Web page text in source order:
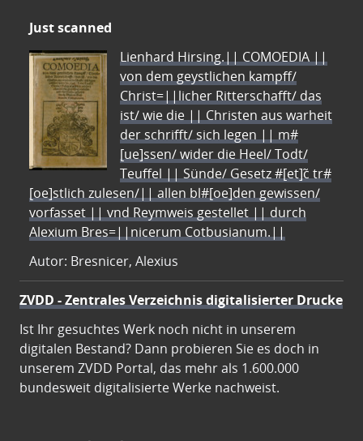
Just scanned
Lienhard Hirsing.|| COMOEDIA ||
von dem geystlichen kampff/
Christ=||licher Ritterschafft/ das
ist/ wie die || Christen aus warheit
der schrifft/ sich legen || m#
[ue]ssen/ wider die Heel/ Todt/
Teuffel || Sünde/ Gesetz #[et]c̃ tr#
[oe]stlich zulesen/|| allen bl#[oe]den gewissen/
vorfasset || vnd Reymweis gestellet || durch
Alexium Bres=||nicerum Cotbusianum.||
Autor: Bresnicer, Alexius
ZVDD - Zentrales Verzeichnis digitalisierter Drucke
Ist Ihr gesuchtes Werk noch nicht in unserem
digitalen Bestand? Dann probieren Sie es doch in
unserem ZVDD Portal, das mehr als 1.600.000
bundesweit digitalisierte Werke nachweist.